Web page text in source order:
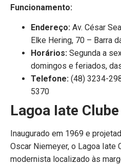
Funcionamento:
Endereço: Av. César
Elke Hering, 70 – Barra
Horários: Segunda a
domingos e feriados,
Telefone: (48) 3234-
5370
Lagoa Iate Clube
Inaugurado em 1969 e
Oscar Niemeyer, o Lagoa Iate
modernista localizado às